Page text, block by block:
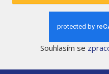
Souhlasím se